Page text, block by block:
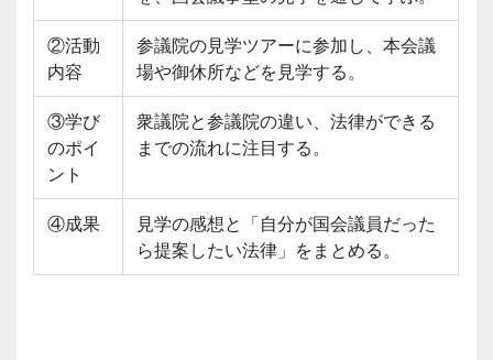
②活動
内容
参議院の見学ツアーに参加し、本会議
場や御休所などを見学する。
③学び
のポイ
ント
衆議院と参議院の違い、法律ができる
までの流れに注目する。
④成果
見学の感想と「自分が国会議員だった
ら提案したい法律」をまとめる。